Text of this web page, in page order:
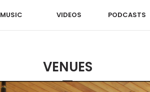
MUSIC VIDEOS PODCASTS
VENUES